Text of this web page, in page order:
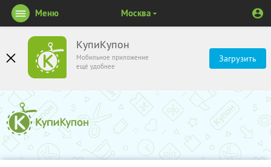
КупиКупон
Мобильное приложение
ещё удобнее
Загрузить
Меню Москва